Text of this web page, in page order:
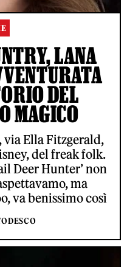
LANA
DEL
MAGICO
via Ella Fitzgerald,
del freak folk.
Deer Hunter’ non
ma
va benissimo così